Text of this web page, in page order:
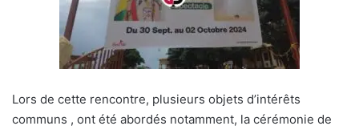
Lors de cette rencontre, plusieurs objets d’intérêts
communs , ont été abordés notamment, la cérémonie de